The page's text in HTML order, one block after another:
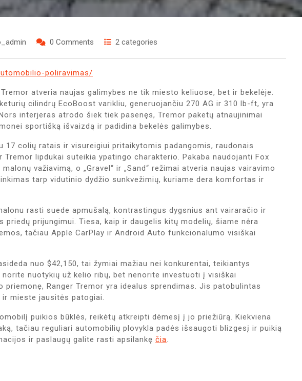
0 Comments 2 categories
poliravimas/
atveria naujas galimybes ne tik miesto keliuose, bet ir bekelėje.
cilindrų EcoBoost varikliu, generuojančiu 270 AG ir 310 lb-ft, yra
interjeras atrodo šiek tiek pasenęs, Tremor paketų atnaujinimai
sportišką išvaizdą ir padidina bekelės galimybes.
17 colių ratais ir visureigiui pritaikytomis padangomis, raudonais
lipdukai suteikia ypatingo charakterio. Pakaba naudojanti Fox
važiavimą, o „Gravel“ ir „Sand“ režimai atveria naujas vairavimo
tarp vidutinio dydžio sunkvežimių, kuriame dera komfortas ir
rasti suede apmušalą, kontrastingus dygsnius ant vairaračio ir
priedų prijungimui. Tiesa, kaip ir daugelis kitų modelių, šiame nėra
tačiau Apple CarPlay ir Android Auto funkcionalumo visiškai
nuo $42,150, tai žymiai mažiau nei konkurentai, teikiantys
norite nuotykių už kelio ribų, bet nenorite investuoti į visiškai
Ranger Tremor yra idealus sprendimas. Jis patobulintas
ir mieste jausitės patogiai.
puikios būklės, reikėtų atkreipti dėmesį į jo priežiūrą. Kiekviena
tačiau reguliari automobilių plovykla padės išsaugoti blizgesį ir puikią
ir paslaugų galite rasti apsilankę čia.